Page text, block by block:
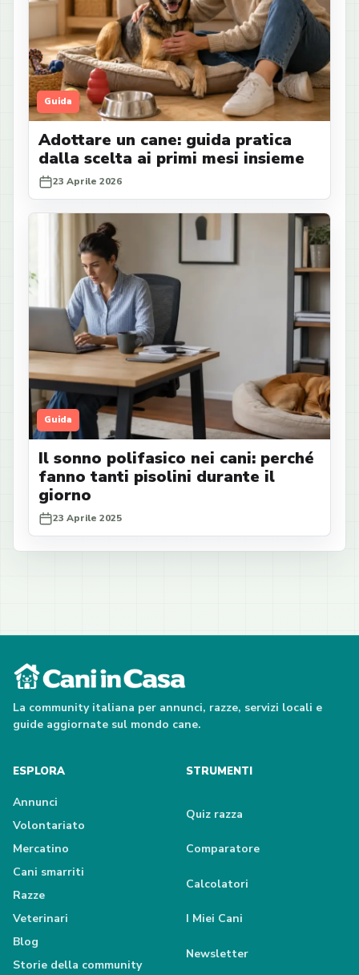
Guida
Adottare un cane: guida pratica
dalla scelta ai primi mesi insieme
23 Aprile 2026
Guida
Il sonno polifasico nei cani: perché
fanno tanti pisolini durante il
giorno
23 Aprile 2025
La community italiana per annunci, razze, servizi locali e
guide aggiornate sul mondo cane.
ESPLORA
Annunci
Volontariato
Mercatino
Cani smarriti
Razze
Veterinari
Blog
Storie della community
STRUMENTI
Quiz razza
Comparatore
Calcolatori
I Miei Cani
Newsletter